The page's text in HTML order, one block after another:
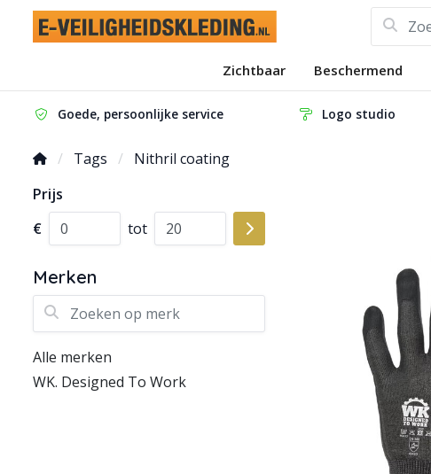
Zichtbaar Beschermend
Goede, persoonlijke service Logo studio
Tags
Nithril coating
Prijs
€
tot
Merken
Zoeken op merk
Alle merken
WK. Designed To Work